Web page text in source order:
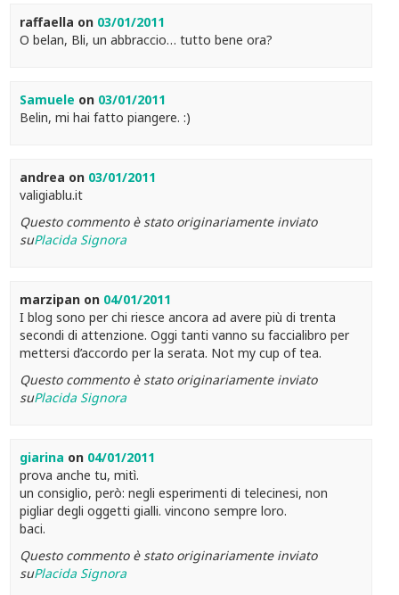
raffaella on 03/01/2011
O belan, Bli, un abbraccio… tutto bene ora?
Samuele on 03/01/2011
Belin, mi hai fatto piangere. :)
andrea on 03/01/2011
valigiablu.it
Questo commento è stato originariamente inviato
suPlacida Signora
marzipanon 04/01/2011
I blog sono per chi riesce ancora ad avere più di trenta
secondi di attenzione. Oggi tanti vanno su faccialibro per
mettersi d’accordo per la serata. Not my cup of tea.
Questo commento è stato originariamente inviato
suPlacida Signora
giarina on 04/01/2011
prova anche tu, mitì.
un consiglio, però: negli esperimenti di telecinesi, non
pigliar degli oggetti gialli. vincono sempre loro.
baci.
Questo commento è stato originariamente inviato
suPlacida Signora